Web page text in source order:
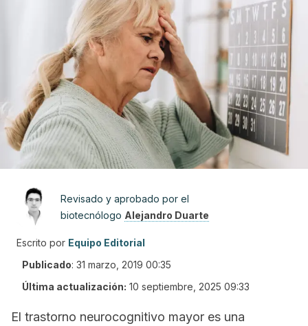
Revisado y aprobado por el
biotecnólogo Alejandro Duarte
Escrito por Equipo Editorial
Publicado: 31 marzo, 2019 00:35
Última actualización: 10 septiembre, 2025 09:33
El trastorno neurocognitivo mayor es una